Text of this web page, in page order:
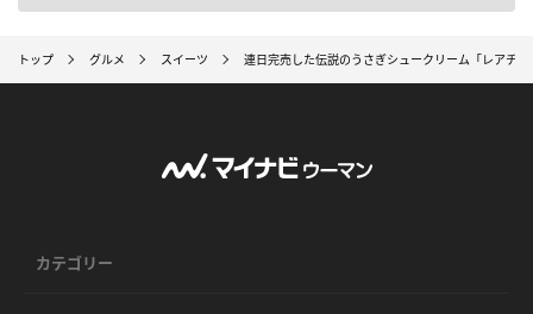
トップ グルメ スイーツ 連日完売した伝説のうさぎシュークリーム「レアチ
カテゴリー